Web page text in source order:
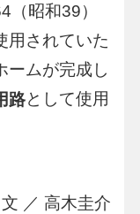
（昭和39）
用されていた
ームが完成し
路として使用
文 ／ 高木圭介